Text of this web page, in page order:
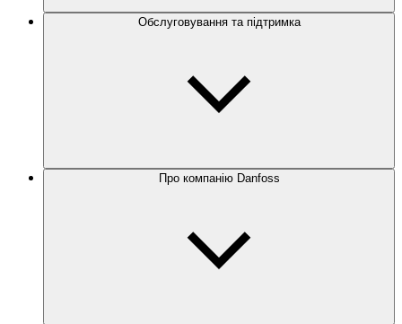
Обслуговування та підтримка
Про компанію Danfoss